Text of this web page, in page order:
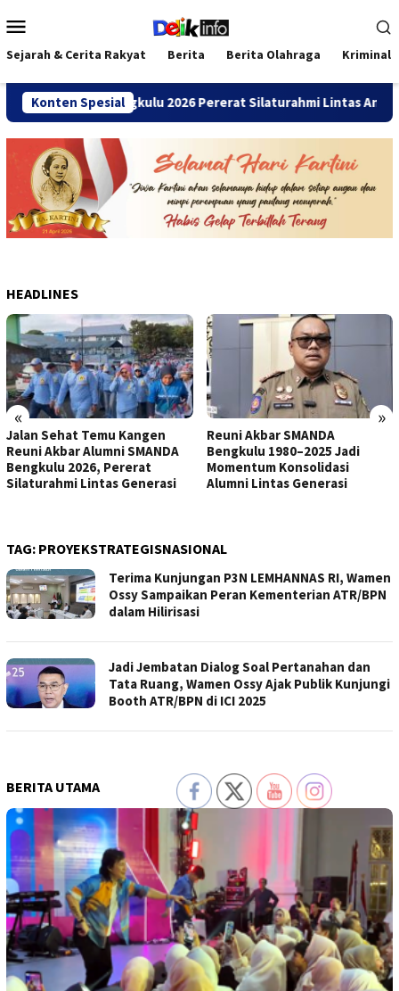
ke
kontenMobile
Sejarah & Cerita Rakyat Berita Berita Olahraga Kriminal
Konten Spesial
SMANDA Bengkulu 2026 Pererat Silaturahmi Lintas Angkatan
HEADLINES
« »
Jalan Sehat Temu Kangen
Reuni Akbar Alumni SMANDA
Bengkulu 2026, Pererat
Silaturahmi Lintas Generasi
Reuni Akbar SMANDA
Bengkulu 1980–2025 Jadi
Momentum Konsolidasi
Alumni Lintas Generasi
TAG: PROYEKSTRATEGISNASIONAL
Terima Kunjungan P3N LEMHANNAS RI, Wamen
Ossy Sampaikan Peran Kementerian ATR/BPN
dalam Hilirisasi
Jadi Jembatan Dialog Soal Pertanahan dan
Tata Ruang, Wamen Ossy Ajak Publik Kunjungi
Booth ATR/BPN di ICI 2025
BERITA UTAMA